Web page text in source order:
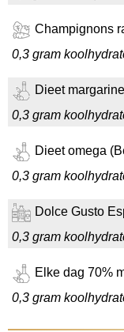
Champignons
0,3 gram
Dieet
0,3 gram
Dieet omega
0,3 gram
Dolce Gusto
0,3 gram
Elke dag 70%
0,3 gram